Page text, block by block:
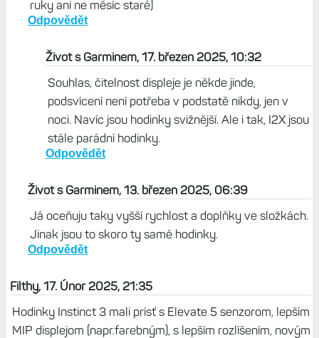
ruky ani ne měsíc staré)
Odpovědět
Život s Garminem, 17. březen 2025, 10:32
Souhlas, čitelnost displeje je někde jinde,
podsvícení není potřeba v podstatě nikdy, jen v
noci. Navíc jsou hodinky svižnější. Ale i tak, I2X jsou
stále parádní hodinky.
Odpovědět
Život s Garminem, 13. březen 2025, 06:39
Já oceňuju taky vyšší rychlost a doplňky ve složkách.
Jinak jsou to skoro ty samé hodinky.
Odpovědět
Filthy, 17. Únor 2025, 21:35
Hodinky Instinct 3 mali prísť s Elevate 5 senzorom, lepším
MIP displejom (napr.farebným), s lepším rozlíšením, novým